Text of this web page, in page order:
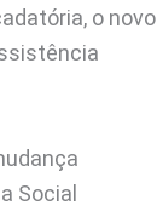
o novo
Social